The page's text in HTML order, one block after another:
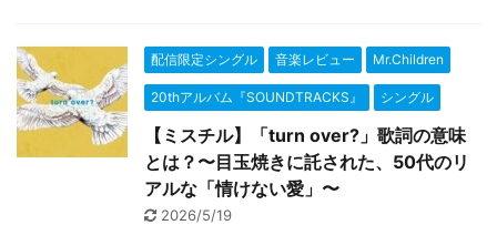
配信限定シングル 音楽レビュー Mr.Children
20thアルバム『SOUNDTRACKS』 シングル
【ミスチル】「turn over?」歌詞の意味
とは？〜目玉焼きに託された、50代のリ
アルな「情けない愛」〜
2026/5/19